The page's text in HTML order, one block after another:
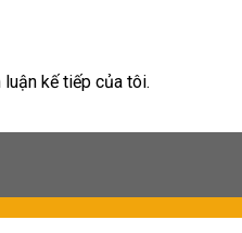
kế tiếp của tôi.